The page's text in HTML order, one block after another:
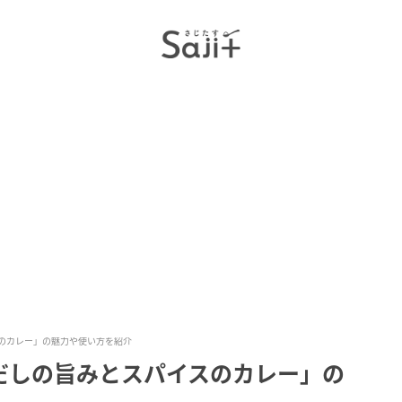
カレー」の魅力や使い方を紹介
の旨みとスパイスのカレー」の